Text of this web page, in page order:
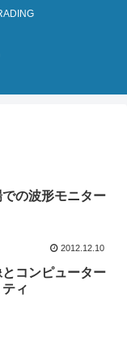
での波形モニター
2012.12.10
とコンピューター
ィ